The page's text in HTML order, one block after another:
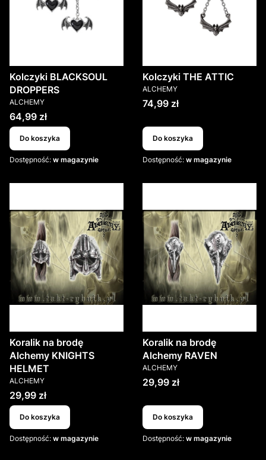
Kolczyki BLACKSOUL
DROPPERS
PRODUCENT
ALCHEMY
Cena
64,99 zł
Do koszyka
Dostępność: w magazynie
Kolczyki THE ATTIC
PRODUCENT
ALCHEMY
Cena
74,99 zł
Do koszyka
Dostępność: w magazynie
Koralik na brodę
Alchemy KNIGHTS
HELMET
PRODUCENT
ALCHEMY
Cena
29,99 zł
Do koszyka
Dostępność: w magazynie
Koralik na brodę
Alchemy RAVEN
PRODUCENT
ALCHEMY
Cena
29,99 zł
Do koszyka
Dostępność: w magazynie